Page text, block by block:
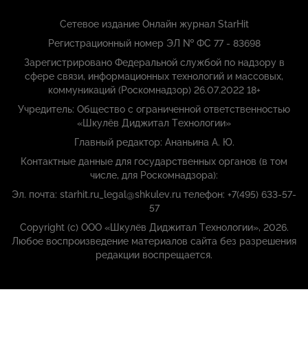
Сетевое издание Онлайн журнал StarHit
Регистрационный номер ЭЛ № ФС 77 - 83698
Зарегистрировано Федеральной службой по надзору в
сфере связи, информационных технологий и массовых,
коммуникаций (Роскомнадзор) 26.07.2022 18+
Учредитель: Общество с ограниченной ответственностью
«Шкулёв Диджитал Технологии»
Главный редактор: Ананьина А. Ю.
Контактные данные для государственных органов (в том
числе, для Роскомнадзора):
Эл. почта: starhit.ru_legal@shkulev.ru телефон: +7(495) 633-57-
57
Copyright (с) ООО «Шкулёв Диджитал Технологии», 2026.
Любое воспроизведение материалов сайта без разрешения
редакции воспрещается.